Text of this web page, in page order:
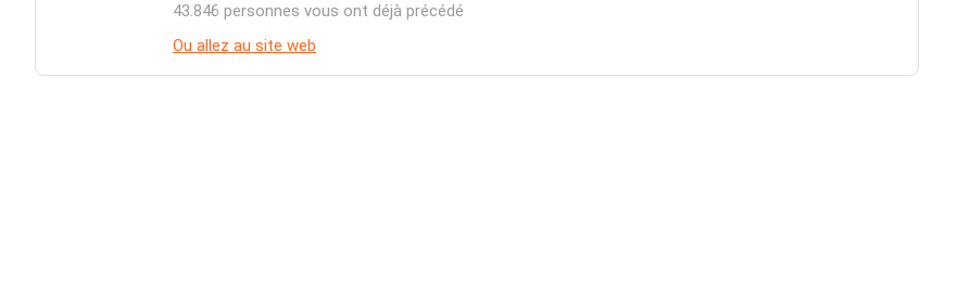
43.846 personnes vous ont déjà précédé
Ou allez au site web